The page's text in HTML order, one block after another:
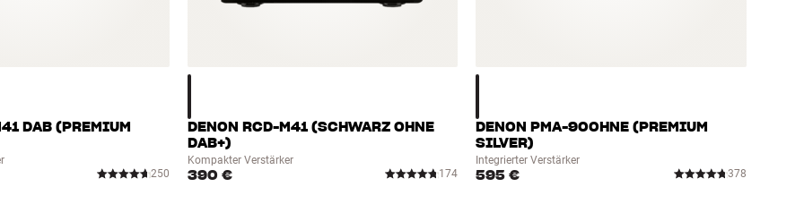
DAB (PREMIUM
250
DENON RCD-M41 (SCHWARZ OHNE
DAB+)
Kompakter Verstärker
390 € 174
DENON PMA-900HNE (PREMIUM
SILVER)
Integrierter Verstärker
595 € 378